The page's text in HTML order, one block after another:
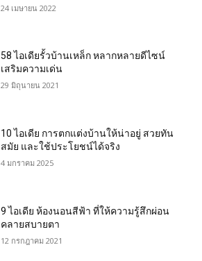
24 เมษายน 2022
58 ไอเดียรั้วบ้านเหล็ก หลากหลายดีไซน์
เสริมความเด่น
29 มิถุนายน 2021
10 ไอเดีย การตกแต่งบ้านให้น่าอยู่ สวยทัน
สมัย และใช้ประโยชน์ได้จริง
4 มกราคม 2025
9 ไอเดีย ห้องนอนสีฟ้า ที่ให้ความรู้สึกผ่อน
คลายสบายตา
12 กรกฎาคม 2021